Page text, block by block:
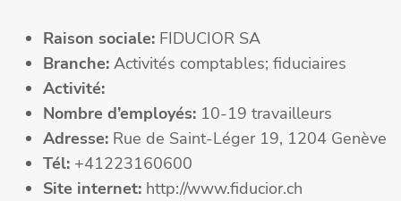
Raison sociale: FIDUCIOR SA
Branche: Activités comptables; fiduciaires
Activité:
Nombre d’employés: 10-19 travailleurs
Adresse: Rue de Saint-Léger 19, 1204 Genève
Tél: +41223160600
Site internet: http://www.fiducior.ch